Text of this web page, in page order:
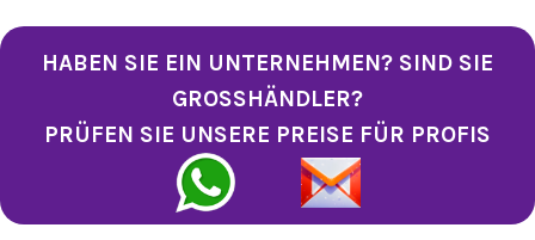
HABEN SIE EIN UNTERNEHMEN? SIND SIE
GROSSHÄNDLER?
PRÜFEN SIE UNSERE PREISE FÜR PROFIS